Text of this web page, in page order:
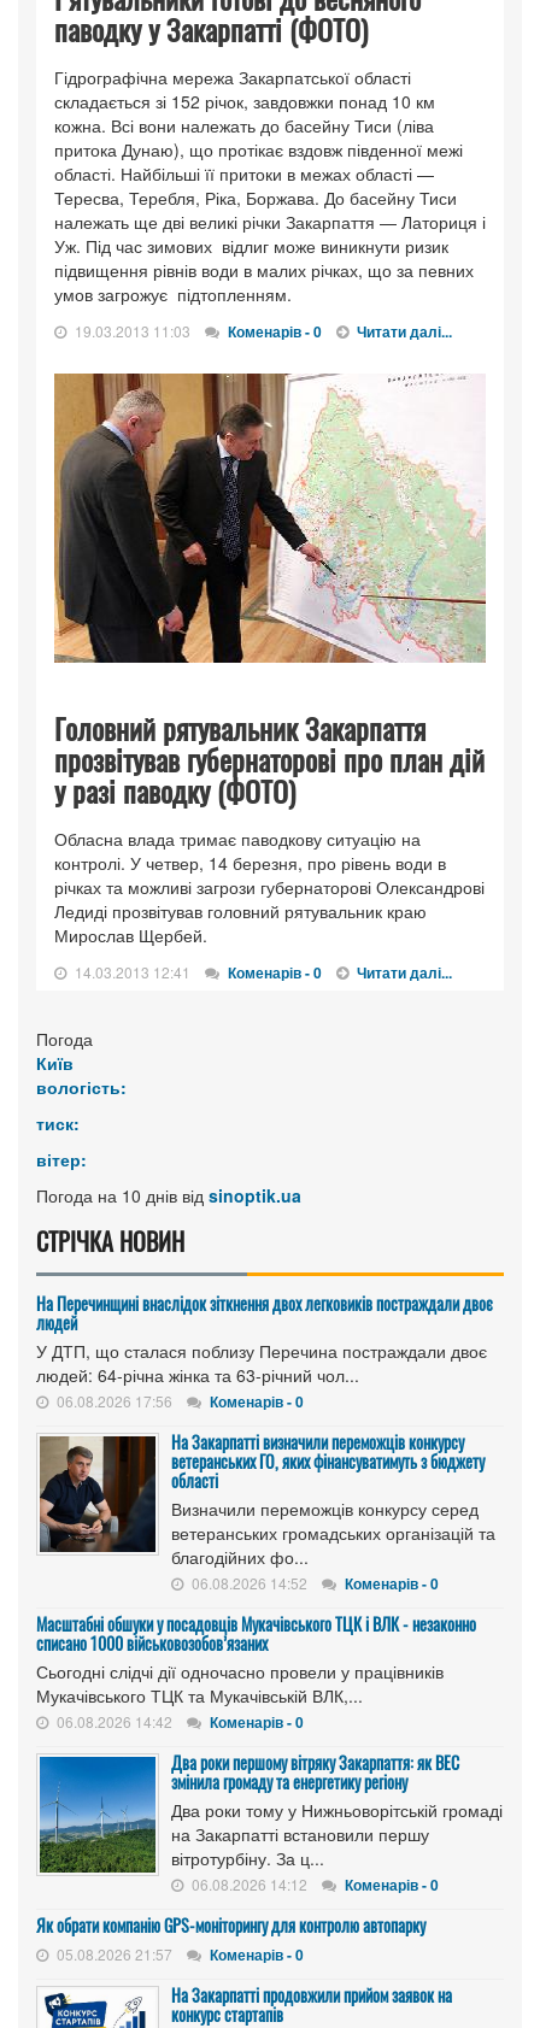
паводку у Закарпатті (ФОТО)
Гідрографічна мережа Закарпатської області
складається зі 152 річок, завдовжки понад 10 км
кожна. Всі вони належать до басейну Тиси (ліва
притока Дунаю), що протікає вздовж південної межі
області. Найбільші її притоки в межах області —
Тересва, Теребля, Ріка, Боржава. До басейну Тиси
належать ще дві великі річки Закарпаття — Латориця і
Уж. Під час зимових відлиг може виникнути ризик
підвищення рівнів води в малих річках, що за певних
умов загрожує підтопленням.
19.03.2013 11:03 Коменарів - 0 Читати далі...
Головний рятувальник Закарпаття
прозвітував губернаторові про план дій
у разі паводку (ФОТО)
Обласна влада тримає паводкову ситуацію на
контролі. У четвер, 14 березня, про рівень води в
річках та можливі загрози губернаторові Олександрові
Ледиді прозвітував головний рятувальник краю
Мирослав Щербей.
14.03.2013 12:41 Коменарів - 0 Читати далі...
Погода
Київ
вологість:
тиск:
вітер:
Погода на 10 днів від sinoptik.ua
СТРІЧКА НОВИН
На Перечинщині внаслідок зіткнення двох легковиків постраждали двоє
людей
У ДТП, що сталася поблизу Перечина постраждали двоє
людей: 64-річна жінка та 63-річний чол...
06.08.2026 17:56 Коменарів - 0
На Закарпатті визначили переможців конкурсу
ветеранських ГО, яких фінансуватимуть з бюджету
області
Визначили переможців конкурсу серед
ветеранських громадських організацій та
благодійних фо...
06.08.2026 14:52 Коменарів - 0
Масштабні обшуки у посадовців Мукачівського ТЦК і ВЛК - незаконно
списано 1000 військовозобов’язаних
Сьогодні слідчі дії одночасно провели у працівників
Мукачівського ТЦК та Мукачівській ВЛК,...
06.08.2026 14:42 Коменарів - 0
Два роки першому вітряку Закарпаття: як ВЕС
змінила громаду та енергетику регіону
Два роки тому у Нижньоворітській громаді
на Закарпатті встановили першу
вітротурбіну. За ц...
06.08.2026 14:12 Коменарів - 0
Як обрати компанію GPS-моніторингу для контролю автопарку
05.08.2026 21:57 Коменарів - 0
На Закарпатті продовжили прийом заявок на
конкурс стартапів